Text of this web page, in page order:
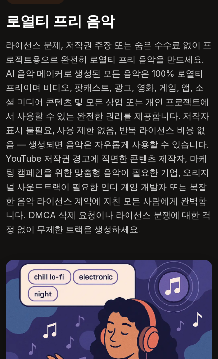
로열티 프리 음악
라이선스 문제, 저작권 주장 또는 숨은 수수료 없이 프
로젝트용으로 완전히 로열티 프리 음악을 만드세요.
AI 음악 메이커로 생성된 모든 음악은 100% 로열티
프리이며 비디오, 팟캐스트, 광고, 영화, 게임, 앱, 소
셜 미디어 콘텐츠 및 모든 상업 또는 개인 프로젝트에
서 사용할 수 있는 완전한 권리를 제공합니다. 저작자
표시 불필요, 사용 제한 없음, 반복 라이선스 비용 없
음 — 생성되면 음악은 자유롭게 사용할 수 있습니다.
YouTube 저작권 경고에 직면한 콘텐츠 제작자, 마케
팅 캠페인을 위한 맞춤형 음악이 필요한 기업, 오리지
널 사운드트랙이 필요한 인디 게임 개발자 또는 복잡
한 음악 라이선스 계약에 지친 모든 사람에게 완벽합
니다. DMCA 삭제 요청이나 라이선스 분쟁에 대한 걱
정 없이 무제한 트랙을 생성하세요.